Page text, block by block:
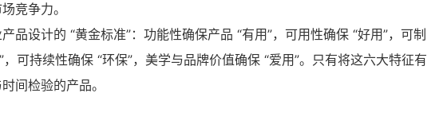
竞争力。
品设计的 “黄金标准”：功能性确保产品 “有用”，可用性确保 “好用”，可制
可持续性确保 “环保”，美学与品牌价值确保 “爱用”。只有将这六大特征有
间检验的产品。